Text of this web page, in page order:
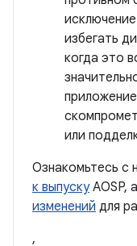
избегать
когда это
или
Ознакомьтесь с
к выпускуAOSP,
изменений для
,